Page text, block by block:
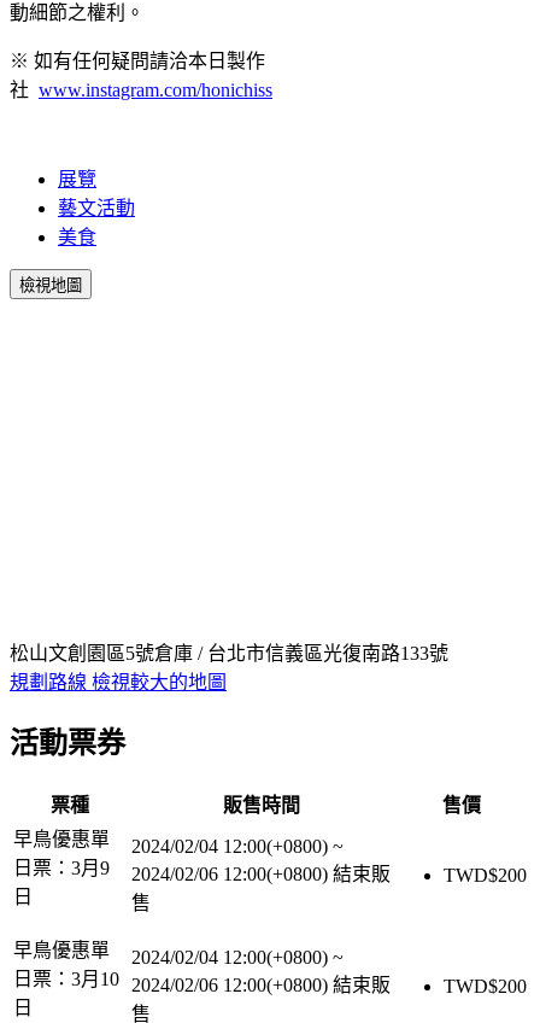
動細節之權利。
※ 如有任何疑問請洽本日製作
社 www.instagram.com/honichiss
展覽
藝文活動
美食
檢視地圖
松山文創園區5號倉庫 / 台北市信義區光復南路133號
規劃路線 檢視較大的地圖
活動票券
票種 販售時間
售價
早鳥優惠單
日票：3月9
日
2024/02/04 12:00(+0800) ~
2024/02/06 12:00(+0800) 結束販
售
TWD$200
早鳥優惠單
日票：3月10
日
2024/02/04 12:00(+0800) ~
2024/02/06 12:00(+0800) 結束販
售
TWD$200